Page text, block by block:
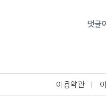
댓글
이용약관